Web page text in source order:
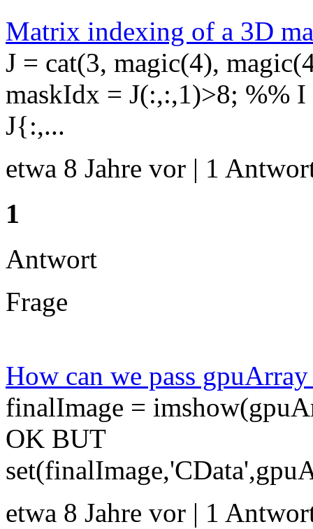
Matrix indexing of a 3D
J = cat(3, magic(4),
maskIdx = J(:,:,1)>8; %%
J{:,...
etwa 8 Jahre vor | 1
1
Antwort
Frage
How can we pass
finalImage =
OK BUT
etwa 8 Jahre vor | 1